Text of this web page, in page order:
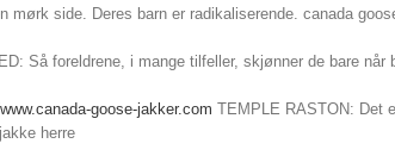
mørk side. Deres barn er radikaliserende. canada
Så foreldrene, i mange tilfeller, skjønner de bare
goose-jakker.com TEMPLE RASTON: Det
herre